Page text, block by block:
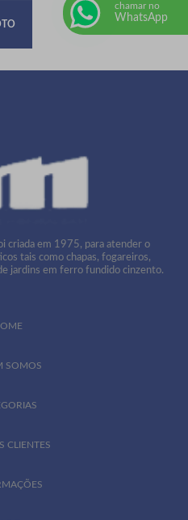
criada em 1975, para atender o
tais como chapas, fogareiros,
jardins em ferro fundido cinzento.
SOMOS
CLIENTES
chamar no
WhatsApp